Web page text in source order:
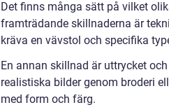
Det finns många sätt på vilket
framträdande skillnaderna är
kräva en vävstol och specifika
En annan skillnad är uttrycket
realistiska bilder genom broderi
med form och färg.